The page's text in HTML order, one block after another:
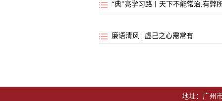
“典”亮学习路丨天下不能常治,有弊
廉语清风 | 虚己之心需常有
地址：广州